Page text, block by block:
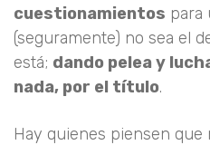
cuestionamientos para
(seguramente) no sea el
está; dando pelea y
nada, por el título.
Hay quienes piensen